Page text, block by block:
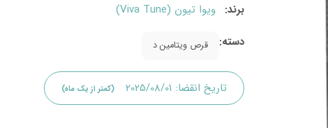
برند: ویوا تیون (Viva Tune)
دسته:
قرص ویتامین د
تاریخ انقضا: 2025/08/01 (کمتر از یک ماه)